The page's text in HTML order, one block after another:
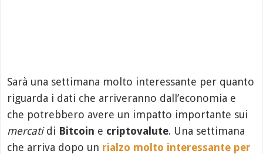
Sarà una settimana molto interessante per quanto
riguarda i dati che arriveranno dall’economia e
che potrebbero avere un impatto importante sui
mercatidi Bitcoin e criptovalute. Una settimana
che arriva dopo un rialzo molto interessante per